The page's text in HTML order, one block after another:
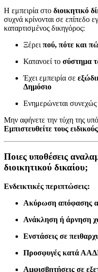
Η εμπειρία στο διοικητικό
συχνά κρίνονται σε
καταρτισμένος δικηγόρος:
Ξέρει πού, πότε και
Κατανοεί το σύστημα
Έχει εμπειρία σε
Δημόσιο
Ενημερώνεται συνεχώς
Μην αφήνετε την τύχη της
Εμπιστευθείτε τους
Ποιες υποθέσεις
διοικητικού δικαίου;
Ενδεικτικές περιπτώσεις:
Ακύρωση απόφασης
Ανάκληση ή άρνηση
Ενστάσεις σε
Προσφυγές κατά
Αμφισβητήσεις σε